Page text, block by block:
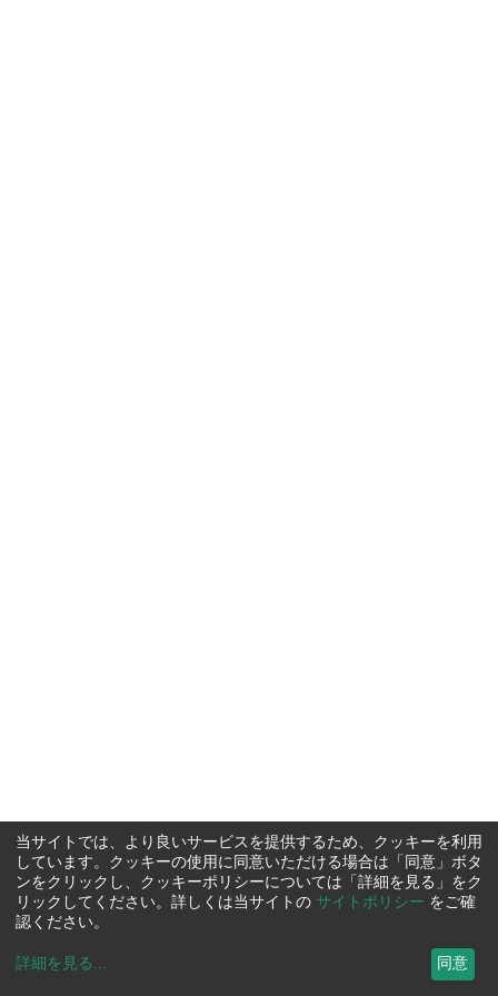
当サイトでは、より良いサービスを提供するため、クッキーを利用
しています。クッキーの使用に同意いただける場合は「同意」ボタ
ンをクリックし、クッキーポリシーについては「詳細を見る」をク
リックしてください。詳しくは当サイトの サイトポリシー をご確
認ください。
詳細を見る ... 同意